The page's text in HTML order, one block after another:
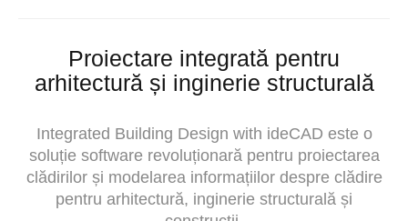
Proiectare integrată pentru
arhitectură și inginerie structurală
Integrated Building Design with ideCAD este o
soluție software revoluționară pentru proiectarea
clădirilor și modelarea informațiilor despre clădire
pentru arhitectură, inginerie structurală și